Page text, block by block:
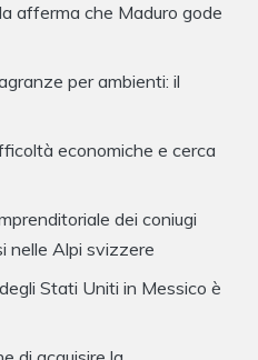
afferma che Maduro gode
per ambienti: il
economiche e cerca
dei coniugi
nelle Alpi svizzere
Stati Uniti in Messico è